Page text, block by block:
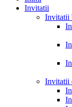
Invitatii
Invitatii
Invitatii